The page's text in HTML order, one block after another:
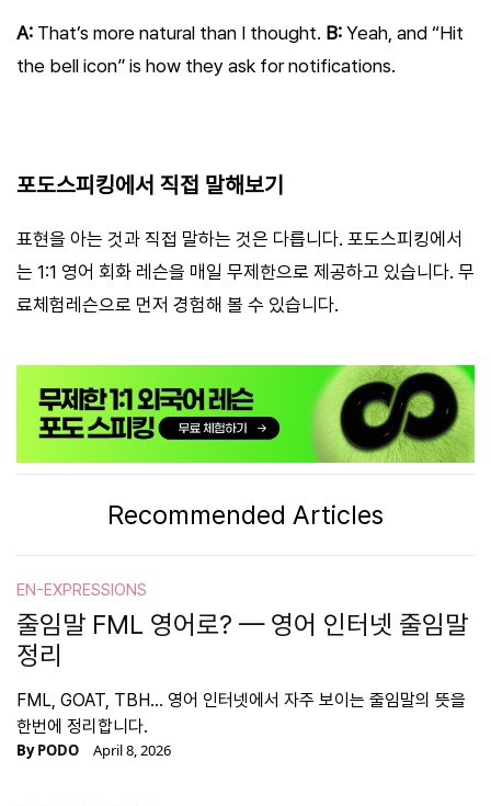
A: That’s more natural than I thought. B: Yeah, and “Hit
the bell icon” is how they ask for notifications.
포도스피킹에서 직접 말해보기
표현을 아는 것과 직접 말하는 것은 다릅니다. 포도스피킹에서
는 1:1 영어 회화 레슨을 매일 무제한으로 제공하고 있습니다. 무
료체험레슨으로 먼저 경험해 볼 수 있습니다.
Recommended Articles
EN-EXPRESSIONS
줄임말 FML 영어로? — 영어 인터넷 줄임말
정리
FML, GOAT, TBH… 영어 인터넷에서 자주 보이는 줄임말의 뜻을
한번에 정리합니다.
ByPODO April 8, 2026